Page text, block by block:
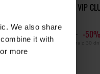
We also share
it with
more
83,65 zł SOLD OUT
BLUZA LH VIP
124,50 zł
249,00 zł -50%
Najniższa cena z 30